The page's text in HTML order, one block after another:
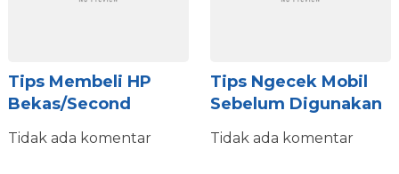
Tips Membeli HP
Bekas/second
Tidak ada komentar
Tips Ngecek Mobil
Sebelum Digunakan
Tidak ada komentar